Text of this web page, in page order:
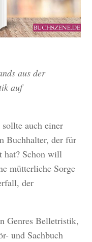
aus der
auf
auch einer
Buchhalter, der für
hat? Schon will
mütterliche Sorge
der
Genres Belletristik,
und Sachbuch